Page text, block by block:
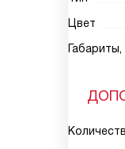
Цвет
Габариты,